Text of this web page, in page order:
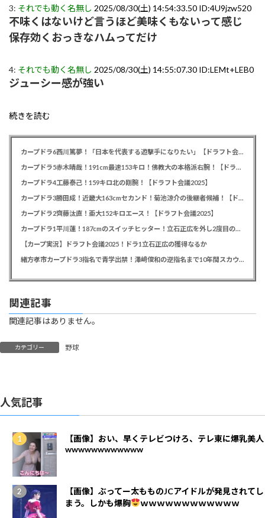
3: それでも動く名無し 2025/08/30(土) 14:54:33.50 ID:4U9jzw520
不味くはないけど言うほど美味くもないって感じ
保存効くおっきなハムってだけ
4: それでも動く名無し 2025/08/30(土) 14:55:07.30 ID:LEMt+LEB0
ジューシー感が強い
続きを読む
カープドラ6西川篤夢！「日本を代表する遊撃手になりたい」【ドラフト会議2025】
カープドラ5赤木晴哉！191cm最速153キロ！佛教大の本格派右腕！【ドラフト会議2025】
カープドラ4工藤泰己！159キロ北の剛腕！【ドラフト会議2025】
カープドラ3勝田成！近畿大163cmセカンド！菊池涼介の後継者候補！【ドラフト会議2025】
カープドラ2齊藤汰直！亜大152キロエース！【ドラフト会議2025】
カープドラ1平川蓮！187cmのスイッチヒッター！立石正広を外し2度目の重複も新井監督がクジを引き当てる！【ドラフト会議2025】
【カープ実況】ドラフト会議2025！ドラ1立石正広の獲得なるか
緒方孝市カープドラ3指名で青学出禁！澤﨑俊和の逆指名まで10年間スカウト出禁
関連記事
関連記事はありません。
カテゴリー 野球
人気記事
【画像】おい、早くテレビつけろ、テレ東に爆乳美人
wwwwwwwwwwww
【画像】ぶってー太もものJCアイドルが発見されてし
まう。しかも爆胸
ｗｗｗｗｗｗｗｗｗｗｗｗ